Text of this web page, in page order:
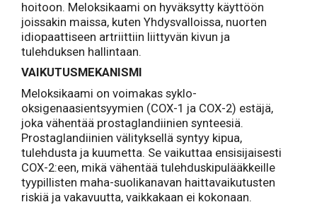
hoitoon. Meloksikaami on hyväksytty käyttöön
joissakin maissa, kuten Yhdysvalloissa, nuorten
idiopaattiseen artriittiin liittyvän kivun ja
tulehduksen hallintaan.
VAIKUTUSMEKANISMI
Meloksikaami on voimakas syklo-
oksigenaasientsyymien (COX-1 ja COX-2) estäjä,
joka vähentää prostaglandiinien synteesiä.
Prostaglandiinien välityksellä syntyy kipua,
tulehdusta ja kuumetta. Se vaikuttaa ensisijaisesti
COX-2:een, mikä vähentää tulehduskipulääkkeille
tyypillisten maha-suolikanavan haittavaikutusten
riskiä ja vakavuutta, vaikkakaan ei kokonaan.